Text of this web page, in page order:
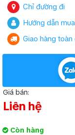
Chỉ đường đi
Hướng dẫn
Giao hàng
Giá bán:
Liên hệ
Còn hàng